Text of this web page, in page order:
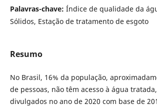
Palavras-chave: Índice de qualidade da
Sólidos, Estação de tratamento de esgoto
Resumo
No Brasil, 16% da população,
de pessoas, não têm acesso à água
divulgados no ano de 2020 com base de